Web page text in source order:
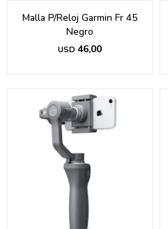
Malla P/Reloj Garmin Fr 45
Negro
USD 46,00